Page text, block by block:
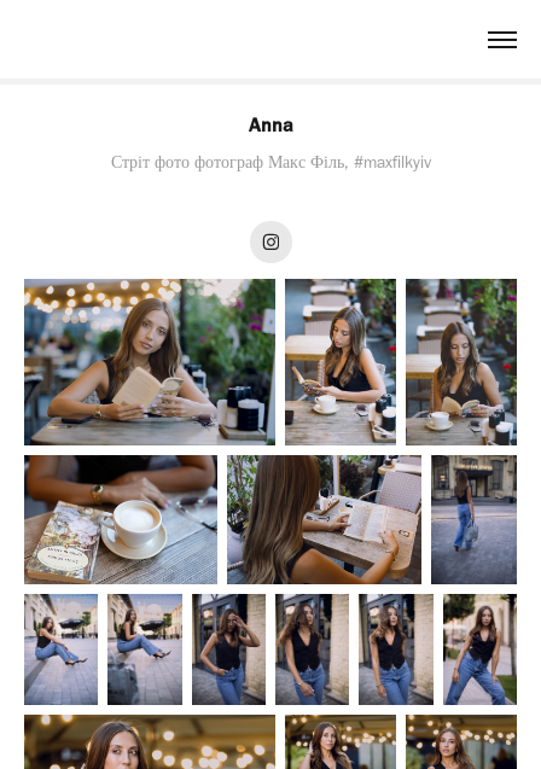
Anna
Стріт фото фотограф Макс Філь, #maxfilkyiv